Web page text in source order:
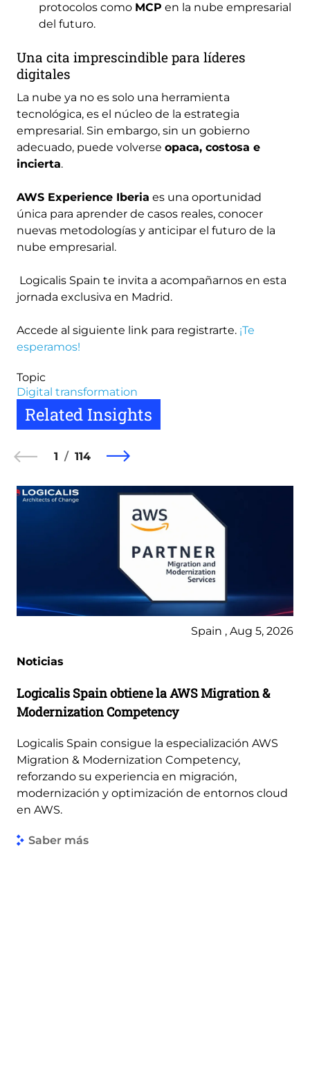
protocolos como MCP en la nube empresarial
del futuro.
Una cita imprescindible para líderes
digitales
La nube ya no es solo una herramienta
tecnológica, es el núcleo de la estrategia
empresarial. Sin embargo, sin un gobierno
adecuado, puede volverse opaca, costosa e
incierta.
AWS Experience Iberia es una oportunidad
única para aprender de casos reales, conocer
nuevas metodologías y anticipar el futuro de la
nube empresarial.
Logicalis Spain te invita a acompañarnos en esta
jornada exclusiva en Madrid.
Accede al siguiente link para registrarte. ¡Te
esperamos!
Topic
Digital transformation
Related Insights
1 114
Spain , Aug 5, 2026
Noticias
Logicalis Spain obtiene la AWS Migration &
Modernization Competency
Logicalis Spain consigue la especialización AWS
Migration & Modernization Competency,
reforzando su experiencia en migración,
modernización y optimización de entornos cloud
en AWS.
Saber más